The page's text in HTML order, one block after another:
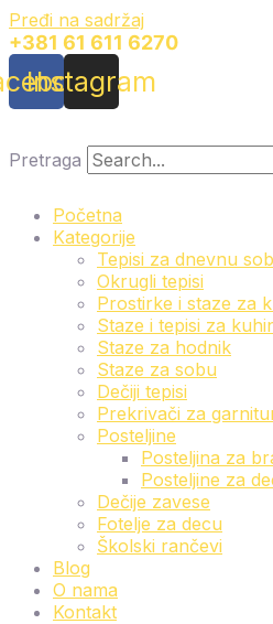
Pređi na sadržaj
+381 61 611 6270
Instagram
Pretraga
Početna
Kategorije
Tepisi za dnevnu
Okrugli tepisi
Prostirke i staze za
Staze i tepisi za
Staze za hodnik
Staze za sobu
Dečiji tepisi
Prekrivači za
Posteljine
Posteljina za
Posteljine za
Dečije zavese
Fotelje za decu
Školski rančevi
Blog
O nama
Kontakt